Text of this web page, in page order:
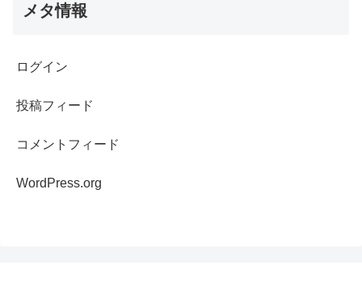
メタ情報
ログイン
投稿フィード
コメントフィード
WordPress.org